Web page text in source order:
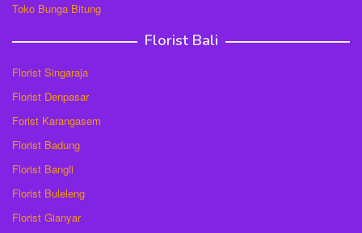
Toko Bunga Bitung
Florist Bali
Florist Singaraja
Florist Denpasar
Forist Karangasem
Florist Badung
Florist Bangli
Florist Buleleng
Florist Gianyar